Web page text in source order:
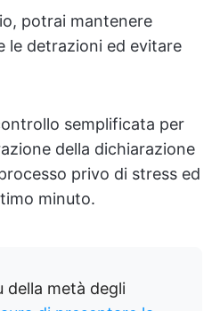
potrai mantenere
le detrazioni ed evitare
semplificata per
della dichiarazione
privo di stress ed
minuto.
della metà degli